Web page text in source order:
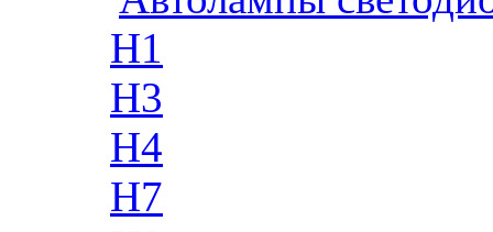
H1
H3
H4
H7